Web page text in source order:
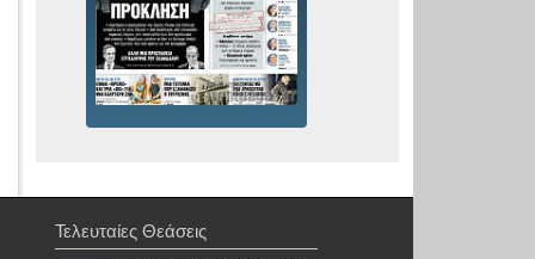
Τελευταίες Θεάσεις